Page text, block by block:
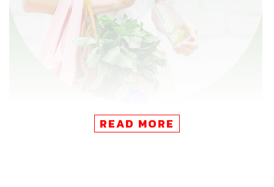
READ MORE